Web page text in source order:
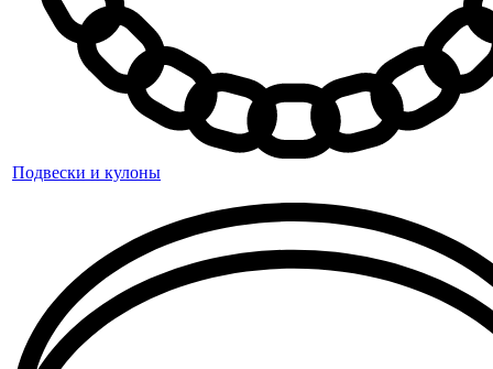
Подвески и кулоны